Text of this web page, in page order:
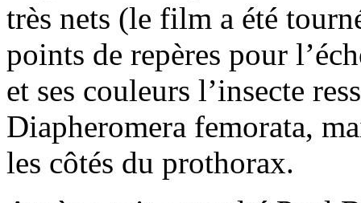
très nets (le film a été
points de repères pour
et ses couleurs l’insecte
Diapheromera femorata,
les côtés du prothorax.